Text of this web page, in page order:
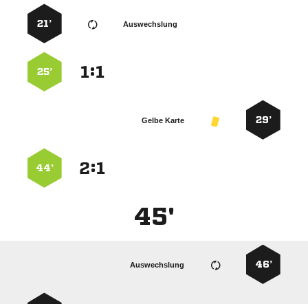
Auswechslung
21’
:
25’
29’
Gelbe Karte
:
44’
45'
46’
Auswechslung